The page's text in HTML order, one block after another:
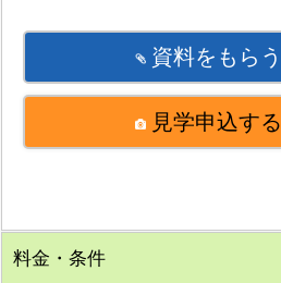
資料をもらう
見学申込する
料金・条件